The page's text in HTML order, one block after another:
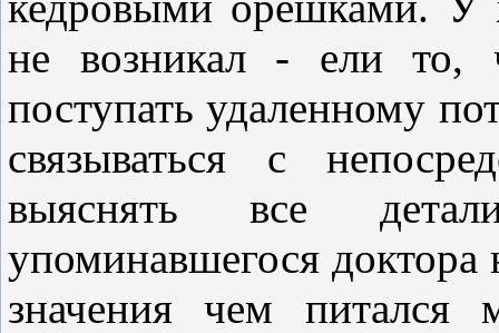
не возникал - ели то,
поступать удаленному
связываться с
выяснять все
упоминавшегося
значения чем питался